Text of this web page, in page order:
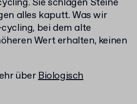
Sie schlagen Steine
alles kaputt. Was wir
bei dem alte
Wert erhalten, keinen
überBiologisch